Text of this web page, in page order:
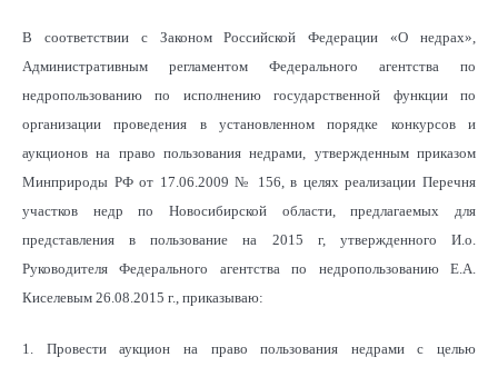
В соответствии с Законом Российской Федерации «О недрах»,
Административным регламентом Федерального агентства по
недропользованию по исполнению государственной функции по
организации проведения в установленном порядке конкурсов и
аукционов на право пользования недрами, утвержденным приказом
Минприроды РФ от 17.06.2009 № 156, в целях реализации Перечня
участков недр по Новосибирской области, предлагаемых для
представления в пользование на 2015 г, утвержденного И.о.
Руководителя Федерального агентства по недропользованию Е.А.
Киселевым 26.08.2015 г., приказываю:
1. Провести аукцион на право пользования недрами с целью